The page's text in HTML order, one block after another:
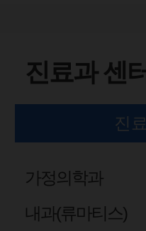
진료과 센터
진
가정의학과
내과(류마티스)